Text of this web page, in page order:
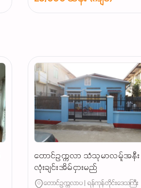
တောင်ဥက္ကလာ သံသုမာလမ်ူအနီး
လုံးချင်းအိမ်ငှားမည်
တောင်ဥက္ကလာပ | ရန်ကုန်တိုင်းဒေသကြီး